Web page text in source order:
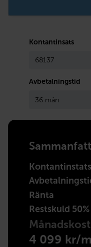
Kontantinsats
Avbetalningstid
Kontantinstats
Ränta
Restskuld 50%
4 099 kr/